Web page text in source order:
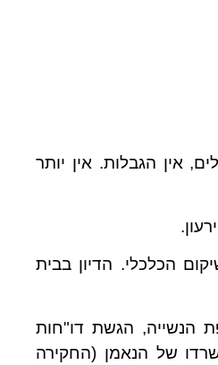
אין הגבלות. אין יותר
הכלכלי. הדיון בבית
הנשייה, הגשת דו"חות
של הנאמן (החקירה